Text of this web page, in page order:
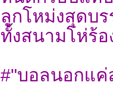
ลูกโหม่งสุดบ
ทั้งสนามโห่
#"บอลนอกแค่